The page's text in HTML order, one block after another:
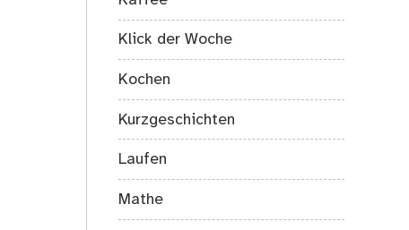
Klick der Woche
Kochen
Kurzgeschichten
Laufen
Mathe